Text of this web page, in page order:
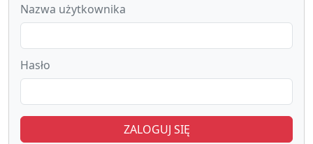
Nazwa użytkownika
Hasło
ZALOGUJ SIĘ